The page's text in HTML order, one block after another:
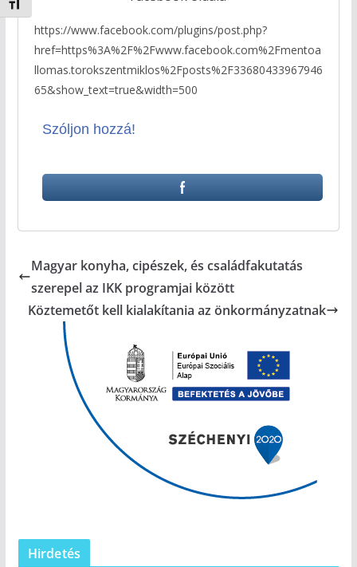
Betűméret váltása
https://www.facebook.com/plugins/post.php?
href=https%3A%2F%2Fwww.facebook.com%2Fmentoa
llomas.torokszentmiklos%2Fposts%2F33680433967946
65&show_text=true&width=500
Szóljon hozzá!
Magyar konyha, cipészek, és családfakutatás
szerepel az IKK programjai között
Köztemetőt kell kialakítania az önkormányzatnak
Hirdetés